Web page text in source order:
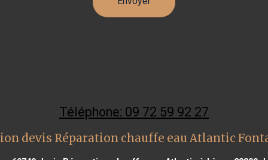
Téléphone: 09 72 59 92 27
devis Réparation chauffe eau Atlantic